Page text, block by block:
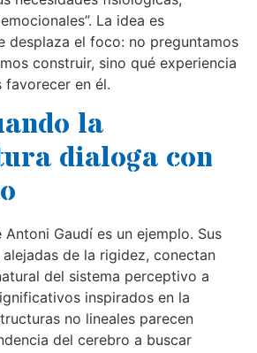
La idea es
desplaza el foco: no preguntamos
construir, sino qué experiencia
favorecer en él.
la
dialoga con
Gaudí es un ejemplo. Sus
de la rigidez, conectan
del sistema perceptivo a
inspirados en la
no lineales parecen
del cerebro a buscar